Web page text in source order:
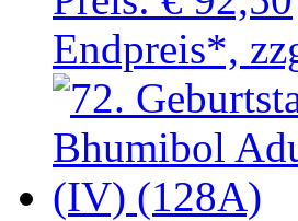
Endpreis*,